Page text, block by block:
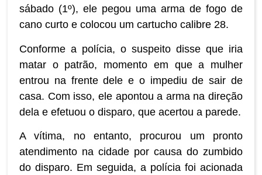
sábado (1º), ele pegou uma arma de fogo de
cano curto e colocou um cartucho calibre 28.
Conforme a polícia, o suspeito disse que iria
matar o patrão, momento em que a mulher
entrou na frente dele e o impediu de sair de
casa. Com isso, ele apontou a arma na direção
dela e efetuou o disparo, que acertou a parede.
A vítima, no entanto, procurou um pronto
atendimento na cidade por causa do zumbido
do disparo. Em seguida, a polícia foi acionada